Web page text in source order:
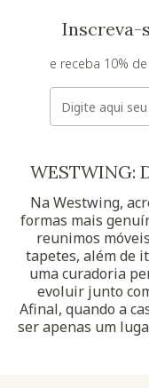
Inscreva-
e receba 10%
E-mail
WESTWING:
Na Westwing,
formas mais
reunimos
tapetes, além de
uma curadoria
evoluir junto
Afinal, quando a
ser apenas um